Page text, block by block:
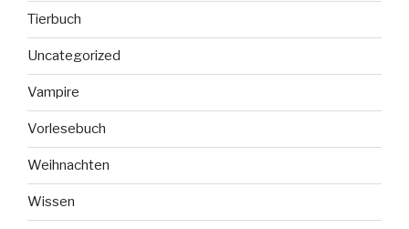
Tierbuch
Uncategorized
Vampire
Vorlesebuch
Weihnachten
Wissen